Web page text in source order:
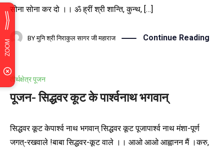
सोना सोना कर दो ।। ॐ ह्रीं श्री शान्ति, कुन्थ, […]
BY मुनि श्री निराकुल सागर जी महाराज Continue Reading
तीर्थक्षेत्र पूजन
पूजन- सिद्धवर कूट के पार्श्वनाथ भगवान्
सिद्धवर कूट केपार्श्व नाथ भगवान् सिद्धवर कूट पूजापार्श्व नाथ मंशा-पूर्ण
जगत्-रखवाले !बाबा सिद्धवर-कूट वाले ।। आओ आओ आह्वानन मैं ।करु,